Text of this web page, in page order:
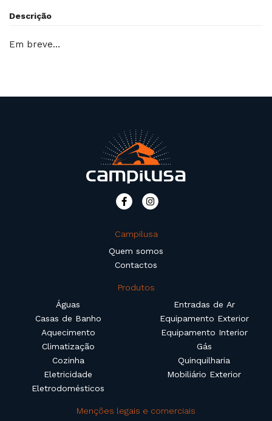
Descrição
Em breve…
Campilusa
Quem somos
Contactos
Produtos
Águas
Casas de Banho
Aquecimento
Climatização
Cozinha
Eletricidade
Eletrodomésticos
Entradas de Ar
Equipamento Exterior
Equipamento Interior
Gás
Quinquilharia
Mobiliário Exterior
Menções legais e comerciais